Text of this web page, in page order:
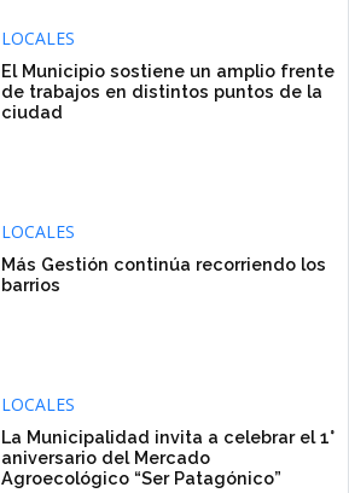
LOCALES
El Municipio sostiene un amplio frente
de trabajos en distintos puntos de la
ciudad
LOCALES
Más Gestión continúa recorriendo los
barrios
LOCALES
La Municipalidad invita a celebrar el 1°
aniversario del Mercado
Agroecológico “Ser Patagónico”